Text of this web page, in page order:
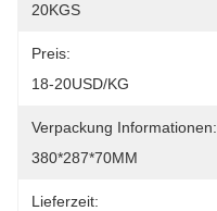
20KGS
Preis:
18-20USD/KG
Verpackung Informationen:
380*287*70MM
Lieferzeit: